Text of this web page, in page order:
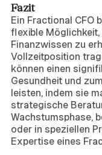
Fazit
Ein Fractional CFO
flexible
Finanzwissen zu
Vollzeitposition
können einen
Gesundheit und
leisten, indem sie
strategische
Wachstumsphase,
oder in speziellen
Expertise eines